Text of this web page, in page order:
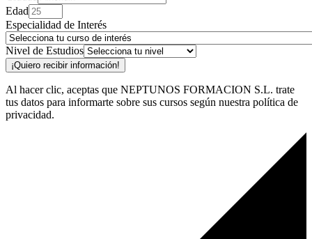
Edad
Especialidad de Interés
Nivel de Estudios
¡Quiero recibir información!
Al hacer clic, aceptas que NEPTUNOS FORMACION S.L. trate
tus datos para informarte sobre sus cursos según nuestra política de
privacidad.